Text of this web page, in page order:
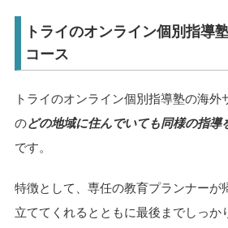
トライのオンライン個別指導
コース
トライのオンライン個別指導塾の海外
のどの地域に住んでいても同様の指導
です。
特徴として、専任の教育プランナーが
立ててくれるとともに最後までしっか